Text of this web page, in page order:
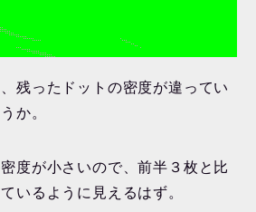
残ったドットの密度が違ってい
か。
度が小さいので、前半３枚と比
いるように見えるはず。